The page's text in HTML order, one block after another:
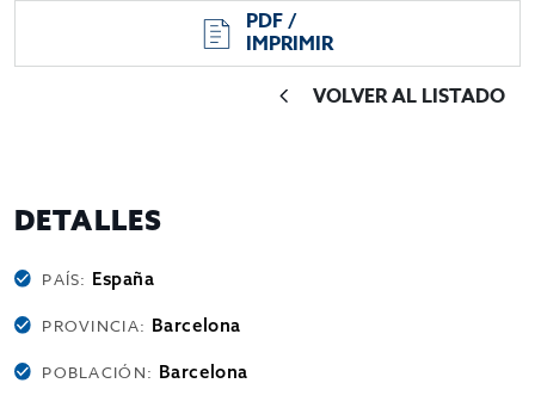
PDF /
IMPRIMIR
VOLVER AL LISTADO
DETALLES
PAÍS: España
PROVINCIA: Barcelona
POBLACIÓN: Barcelona